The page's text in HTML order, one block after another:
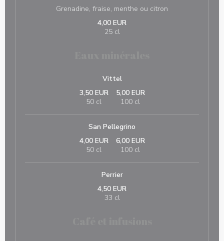
Grenadine, fraise, menthe ou citron
4,00 EUR
25 cl
Vittel
3,50 EUR
50 cl
5,00 EUR
100 cl
San Pellegrino
4,00 EUR
50 cl
6,00 EUR
100 cl
Perrier
4,50 EUR
33 cl